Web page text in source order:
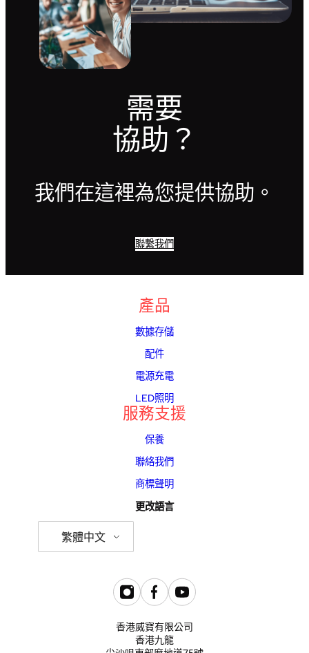
需要
協助？
我們在這裡為您提供協助。
聯繫我們
產品
數據存儲
配件
電源充電
LED照明
服務支援
保養
聯絡我們
商標聲明
更改語言
繁體中文
香港威寶有限公司
香港九龍